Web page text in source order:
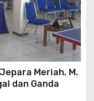
Meriah, M.
dan Ganda